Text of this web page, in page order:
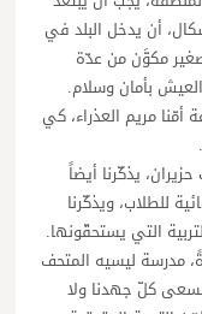
أن يدخل البلد في
صغير مكوَّن من عدّة
بأمان وسلام.
مريم العذراء، كي
يذكّرنا أيضاً
للطلاب، ويذكّرنا
التي يستحقّونها.
مدرسة ليسيه المتحف
كلّ جهدنا ولا